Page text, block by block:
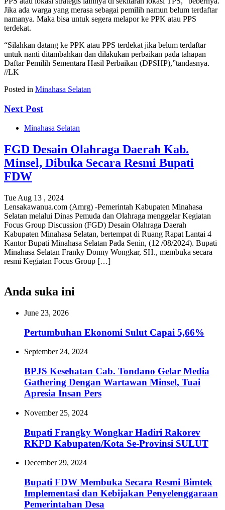
Jika ada warga yang merasa sebagai pemilih namun belum terdaftar
namanya. Maka bisa untuk segera melapor ke PPK atau PPS
terdekat.
“Silahkan datang ke PPK atau PPS terdekat jika belum terdaftar
untuk nanti ditambahkan dan dilakukan perbaikan pada tahapan
Daftar Pemilih Sementara Hasil Perbaikan (DPSHP),”tandasnya.
//LK
Posted in Minahasa Selatan
Next Post
Minahasa Selatan
FGD Desain Olahraga Daerah Kab.
Minsel, Dibuka Secara Resmi Bupati
FDW
Tue Aug 13 , 2024
Lensakawanua.com (Amrg) -Pemerintah Kabupaten Minahasa
Selatan melalui Dinas Pemuda dan Olahraga menggelar Kegiatan
Focus Group Discussion (FGD) Desain Olahraga Daerah
Kabupaten Minahasa Selatan, bertempat di Ruang Rapat Lantai 4
Kantor Bupati Minahasa Selatan Pada Senin, (12 /08/2024). Bupati
Minahasa Selatan Franky Donny Wongkar, SH., membuka secara
resmi Kegiatan Focus Group […]
Anda suka ini
June 23, 2026
Pertumbuhan Ekonomi Sulut Capai 5,66%
September 24, 2024
BPJS Kesehatan Cab. Tondano Gelar Media
Gathering Dengan Wartawan Minsel, Tuai
Apresia Insan Pers
November 25, 2024
Bupati Frangky Wongkar Hadiri Rakorev
RKPD Kabupaten/Kota Se-Provinsi SULUT
December 29, 2024
Bupati FDW Membuka Secara Resmi Bimtek
Implementasi dan Kebijakan Penyelenggaraan
Pemerintahan Desa